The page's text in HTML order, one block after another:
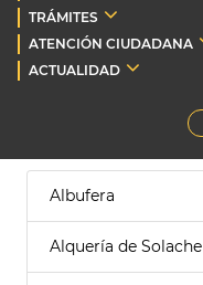
TRÁMITES
ATENCIÓN CIUDADANA
ACTUALIDAD
Albufera
Alquería de Solache